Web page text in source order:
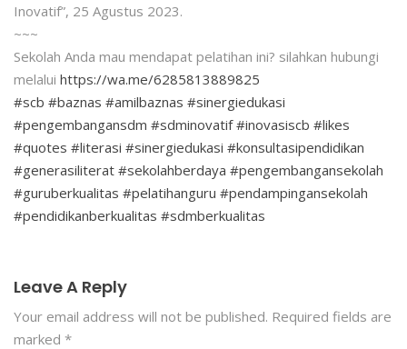
Inovatif”, 25 Agustus 2023.
~~~
Sekolah Anda mau mendapat pelatihan ini? silahkan hubungi
melalui https://wa.me/6285813889825
#scb #baznas #amilbaznas #sinergiedukasi
#pengembangansdm #sdminovatif #inovasiscb #likes
#quotes #literasi #sinergiedukasi #konsultasipendidikan
#generasiliterat #sekolahberdaya #pengembangansekolah
#guruberkualitas #pelatihanguru #pendampingansekolah
#pendidikanberkualitas #sdmberkualitas
Leave A Reply
Your email address will not be published. Required fields are
marked *